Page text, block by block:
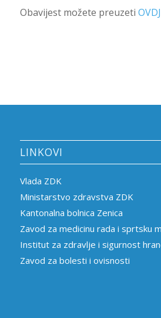
Obavijest možete preuzeti
LINKOVI
Vlada ZDK
Ministarstvo zdravstva ZDK
Kantonalna bolnica Zenica
Zavod za medicinu rada i sprtsku
Institut za zdravlje i sigurnost
Zavod za bolesti i ovisnosti